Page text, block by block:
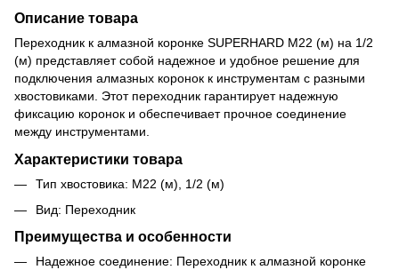
Описание товара
Переходник к алмазной коронке SUPERHARD М22 (м) на 1/2
(м) представляет собой надежное и удобное решение для
подключения алмазных коронок к инструментам с разными
хвостовиками. Этот переходник гарантирует надежную
фиксацию коронок и обеспечивает прочное соединение
между инструментами.
Характеристики товара
Тип хвостовика: М22 (м), 1/2 (м)
Вид: Переходник
Преимущества и особенности
Надежное соединение: Переходник к алмазной коронке